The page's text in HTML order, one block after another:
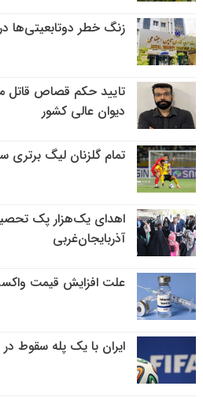
زنگ خطر دوتابعیتی‌ها
تایید حکم قصاص
دیوان عالی کشور
تمام گلزنان لیگ‌ برتری
اهدای یک‌هزار پک
آذربایجان‌غربی
علت افزایش قیمت واکسن
ایران با یک پله سقوط